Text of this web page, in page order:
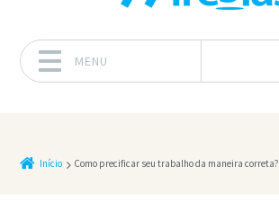
MENU
Início Como precificar seu trabalho da maneira correta?